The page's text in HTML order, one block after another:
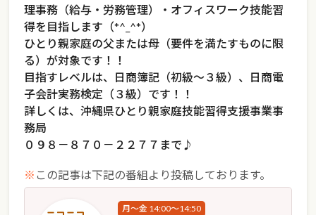
理事務（給与・労務管理）・オフィスワーク技能習
得を目指します（*^_^*）
ひとり親家庭の父または母（要件を満たすものに限
る）が対象です！！
目指すレベルは、日商簿記（初級～３級）、日商電
子会計実務検定（３級）です！！
詳しくは、沖縄県ひとり親家庭技能習得支援事業事
務局
０９８－８７０－２２７７まで♪
※ この記事は下記の番組より投稿しております。
月～金 14:00～14:50